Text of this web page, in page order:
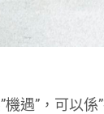
機遇”，可以